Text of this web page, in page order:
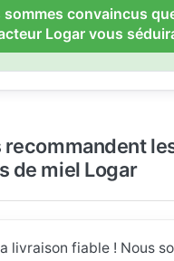
sommes convaincus
Logar vous
recommandent
de miel Logar
livraison fiable ! Nous